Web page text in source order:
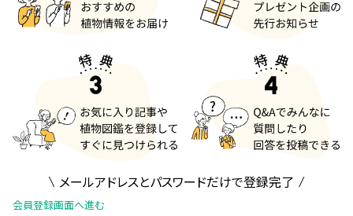
メールアドレスとパスワードだけで登録完了
会員登録画面へ進む